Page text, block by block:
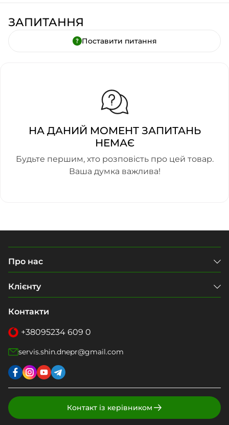
ЗАПИТАННЯ
Поставити питання
НА ДАНИЙ МОМЕНТ ЗАПИТАНЬ
НЕМАЄ
Будьте першим, хто розповість про цей товар.
Ваша думка важлива!
Про нас
Клієнту
Контакти
+38095234 609 0
servis.shin.dnepr@gmail.com
Контакт із керівником